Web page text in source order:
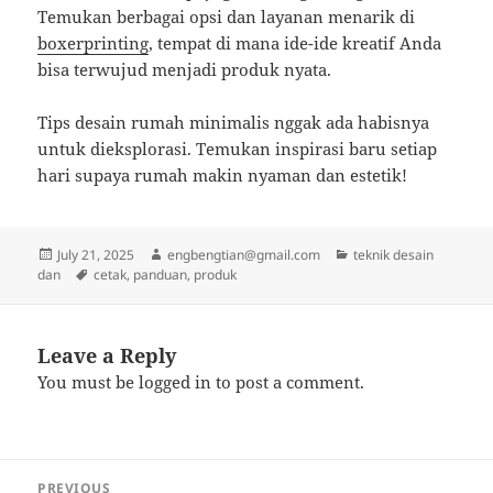
Temukan berbagai opsi dan layanan menarik di
boxerprinting, tempat di mana ide-ide kreatif Anda
bisa terwujud menjadi produk nyata.
Tips desain rumah minimalis nggak ada habisnya
untuk dieksplorasi. Temukan inspirasi baru setiap
hari supaya rumah makin nyaman dan estetik!
Posted
on
July 21, 2025 Author
engbengtian@gmail.com Categories
teknik desain
dan
Tags
cetak, panduan, produk
Leave a Reply
You must belogged in to post a comment.
PREVIOUS